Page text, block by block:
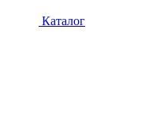
Каталог